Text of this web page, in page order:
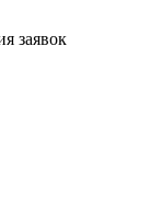
заявок